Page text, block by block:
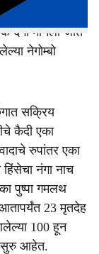
श्रीलंकेच्या
दंगा मानला जात
नेगोम्बो
सक्रिय
कैदी एका
रुपांतर एका
नंगा नाच
पुष्पा गमलथ
आतापर्यंत 23 मृतदेह
100 हून
सुरु आहेत.